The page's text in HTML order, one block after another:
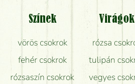
Mit kell tudni a virágcsokrok
Tudok adventi koszorút
Színek
vörös csokrok
fehér csokrok
rózsaszín csokrok
Virágok
rózsa
tulipán
vegyes